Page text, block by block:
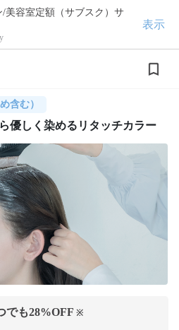
/美容室定額（サブスク）サ
表示
含む）
優しく染めるリタッチカラー
でも28%OFF ※